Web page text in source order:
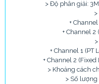
> Độ phân giải:
+
+ Channel 2
+ Channel 1 (PT
+ Channel 2 (Fixed
> Khoảng cách
> Số